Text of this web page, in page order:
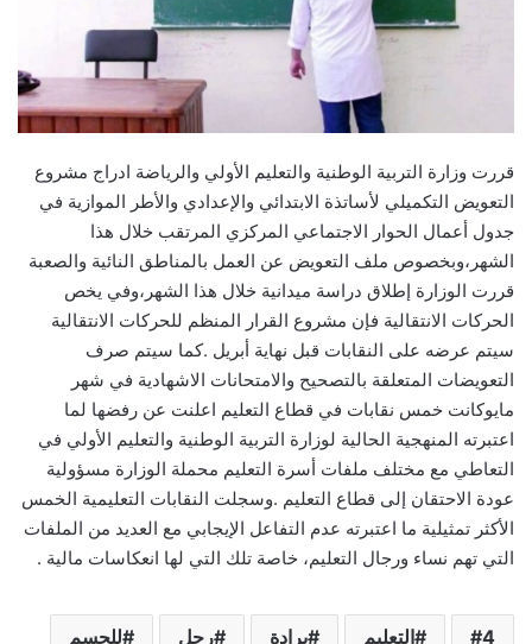
قررت وزارة التربية الوطنية والتعليم الأولي والرياضة ادراج مشروع
التعويض التكميلي لأساتذة الابتدائي والإعدادي والأطر الموازية في
جدول أعمال الحوار الاجتماعي المركزي المرتقب خلال هذا
الشهر،وبخصوص ملف التعويض عن العمل بالمناطق النائية والصعبة
قررت الوزارة إطلاق دراسة ميدانية خلال هذا الشهر،وفي يخص
الحركات الانتقالية فإن مشروع القرار المنظم للحركات الانتقالية
سيتم عرضه على النقابات قبل نهاية أبريل .كما سيتم صرف
التعويضات المتعلقة بالتصحيح والامتحانات الاشهادية في شهر
مايوكانت خمس نقابات في قطاع التعليم اعلنت عن رفضها لما
اعتبرته المنهجية الحالية لوزارة التربية الوطنية والتعليم الأولي في
التعاطي مع مختلف ملفات أسرة التعليم محملة الوزارة مسؤولية
عودة الاحتقان إلى قطاع التعليم .وسجلت النقابات التعليمية الخمس
الأكثر تمثيلية ما اعتبرته عدم التفاعل الإيجابي مع العديد من الملفات
التي تهم نساء ورجال التعليم، خاصة تلك التي لها انعكاسات مالية .
4 التعليم برادة رجل للحسم